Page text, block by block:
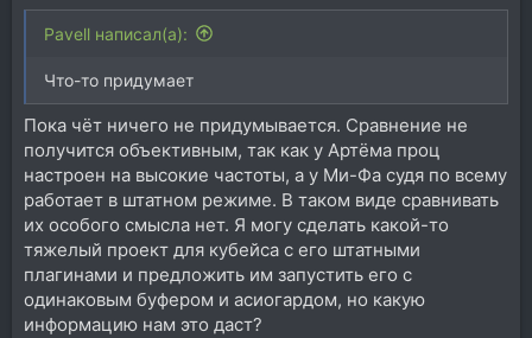
Pavell написал(а):
Что-то придумает
Пока чёт ничего не придумывается. Сравнение не
получится объективным, так как у Артёма проц
настроен на высокие частоты, а у Ми-Фа судя по всему
работает в штатном режиме. В таком виде сравнивать
их особого смысла нет. Я могу сделать какой-то
тяжелый проект для кубейса с его штатными
плагинами и предложить им запустить его с
одинаковым буфером и асиогардом, но какую
информацию нам это даст?